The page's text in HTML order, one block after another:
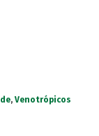
,Venotrópicos